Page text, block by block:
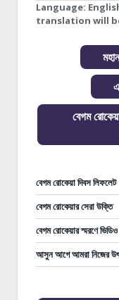
Language:
translation will
বেগম
বেগম রোকেয়া দিবস লিফলেট
বেগম রোকেয়ার সেরা উক্তি
বেগম রোকেয়ার স্মরণে ভিডিও
আসুন আগে আমরা নিজের